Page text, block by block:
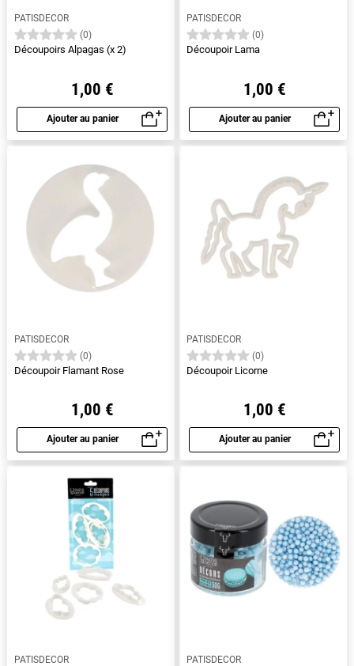
PATISDECOR
(0)
Découpoirs Alpagas (x 2)
1,00 €
Ajouter au panier
Aperçu rapide
PATISDECOR
(0)
Découpoir Lama
1,00 €
Ajouter au panier
Aperçu rapide
PATISDECOR
(0)
Découpoir Flamant Rose
1,00 €
Ajouter au panier
Aperçu rapide
PATISDECOR
(0)
Découpoir Licorne
1,00 €
Ajouter au panier
Aperçu rapide
PATISDECOR
PATISDECOR